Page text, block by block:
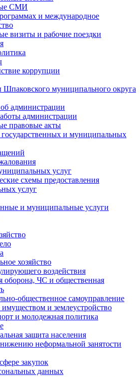
СМИ
и международное
визиты и рабочие поездки
коррупции
Шпаковского муниципального округа
администрации
администрации
правовые акты
и муниципальных
услуг
схемы предоставления
услуг
и муниципальные услуги
хозяйство
воздействия
оборона, ЧС и общественная
общественное самоуправление
и землеустройство
и молодежная политика
защита населения
неформальной занятости
закупок
данных